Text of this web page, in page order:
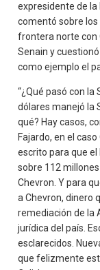
expresidente de la
comentó sobre
frontera norte con
Senain y
como ejemplo el
“¿Qué pasó con
dólares manejó la
qué? Hay casos,
Fajardo, en el
escrito para que
sobre 112
Chevron. Y para
a Chevron, dinero
remediación de la
jurídica del país.
esclarecidos.
que felizmente